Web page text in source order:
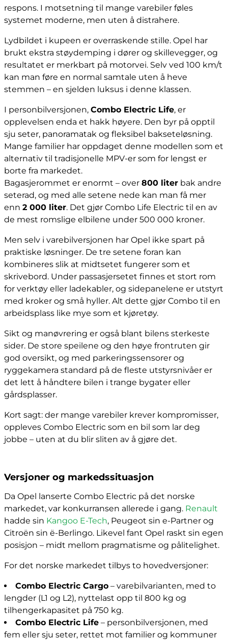
respons. I motsetning til mange varebiler føles
systemet moderne, men uten å distrahere.
Lydbildet i kupeen er overraskende stille. Opel har
brukt ekstra støydemping i dører og skillevegger, og
resultatet er merkbart på motorvei. Selv ved 100 km/t
kan man føre en normal samtale uten å heve
stemmen – en sjelden luksus i denne klassen.
I personbilversjonen, Combo Electric Life, er
opplevelsen enda et hakk høyere. Den byr på opptil
sju seter, panoramatak og fleksibel bakseteløsning.
Mange familier har oppdaget denne modellen som et
alternativ til tradisjonelle MPV-er som for lengst er
borte fra markedet.
Bagasjerommet er enormt – over 800 liter bak andre
seterad, og med alle setene nede kan man få mer
enn 2 000 liter. Det gjør Combo Life Electric til en av
de mest romslige elbilene under 500 000 kroner.
Men selv i varebilversjonen har Opel ikke spart på
praktiske løsninger. De tre setene foran kan
kombineres slik at midtsetet fungerer som et
skrivebord. Under passasjersetet finnes et stort rom
for verktøy eller ladekabler, og sidepanelene er utstyrt
med kroker og små hyller. Alt dette gjør Combo til en
arbeidsplass like mye som et kjøretøy.
Sikt og manøvrering er også blant bilens sterkeste
sider. De store speilene og den høye frontruten gir
god oversikt, og med parkeringssensorer og
ryggekamera standard på de fleste utstyrsnivåer er
det lett å håndtere bilen i trange bygater eller
gårdsplasser.
Kort sagt: der mange varebiler krever kompromisser,
oppleves Combo Electric som en bil som lar deg
jobbe – uten at du blir sliten av å gjøre det.
Versjoner og markedssituasjon
Da Opel lanserte Combo Electric på det norske
markedet, var konkurransen allerede i gang. Renault
hadde sin Kangoo E-Tech, Peugeot sin e-Partner og
Citroën sin ë-Berlingo. Likevel fant Opel raskt sin egen
posisjon – midt mellom pragmatisme og pålitelighet.
For det norske markedet tilbys to hovedversjoner:
Combo Electric Cargo – varebilvarianten, med to
lengder (L1 og L2), nyttelast opp til 800 kg og
tilhengerkapasitet på 750 kg.
Combo Electric Life – personbilversjonen, med
fem eller sju seter, rettet mot familier og kommuner